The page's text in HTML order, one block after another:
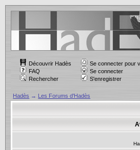
Découvrir Hadès
FAQ
Rechercher
Se connecter pour
Se connecter
S'enregistrer
Hadès → Les Forums d'Hadès